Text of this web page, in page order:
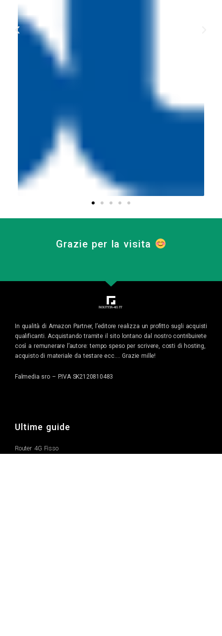
Grazie per la visita
In qualità di Amazon Partner, l’editore realizza un profitto sugli acquisti
qualificanti. Acquistando tramite il sito lontano dal nostro contribuirete
così a remunerare l’autore: tempo speso per scrivere, costi di hosting,
acquisto di materiale da testare ecc…. Grazie mille!
Falmedia sro – P.IVA SK2120810483
Ultime guide
Router 4G Fisso